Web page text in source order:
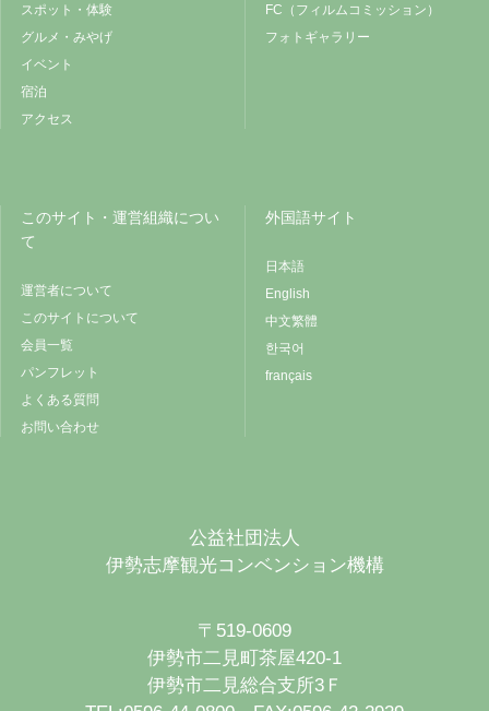
スポット・体験
グルメ・みやげ
イベント
宿泊
アクセス
FC（フィルムコミッション）
フォトギャラリー
このサイト・運営組織につい
て
運営者について
このサイトについて
会員一覧
パンフレット
よくある質問
お問い合わせ
外国語サイト
日本語
English
中文繁體
한국어
français
公益社団法人
伊勢志摩観光コンベンション機構
〒519-0609
伊勢市二見町茶屋420-1
伊勢市二見総合支所3Ｆ